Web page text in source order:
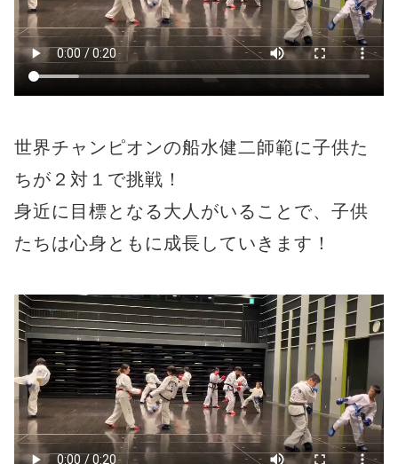
世界チャンピオンの船水健二師範に子供た
ちが２対１で挑戦！
身近に目標となる大人がいることで、子供
たちは心身ともに成長していきます！